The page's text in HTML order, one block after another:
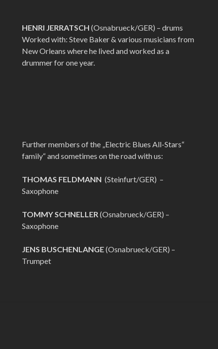
HENRI JERRATSCH (Osnabrueck/GER) – drums
Worked with: Steve Baker & various musicians from
New Orleans where he lived and worked as a
drummer for one year.
Further members of the „Electric Blues All-Stars“
family“ and sometimes on the road with us:
THOMAS FELDMANN (Steinfurt/GER) –
Saxophone
TOMMY SCHNELLER (Osnabrueck/GER) –
Saxophone
JENS BUSCHENLANGE(Osnabrueck/GER) –
Trumpet